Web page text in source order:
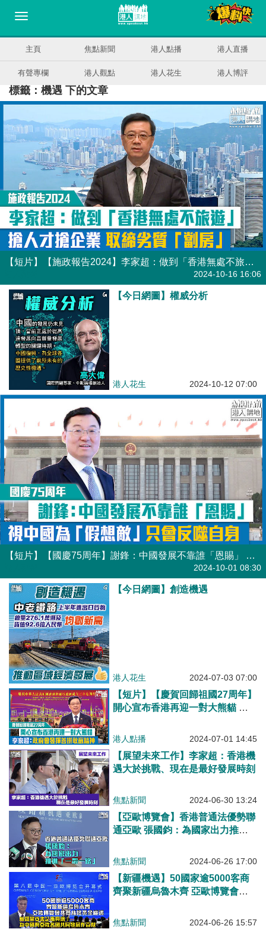
主頁 焦點新聞 港人點播 港人直播
有聲專欄 港人觀點 港人花生 港人博評
標籤：機遇 下的文章
【短片】【施政報告2024】李家超：做到「香港無處不旅遊」 搶人才搶企業 取締劣質「劏房」
2024-10-16 16:06
【今日網圖】權威分析
港人花生 2024-10-12 07:00
【短片】【國慶75周年】謝鋒：中國發展不靠誰「恩賜」 視中國為「假想敵」只會反噬自身
2024-10-01 08:30
【今日網圖】創造機遇
港人花生 2024-07-03 07:00
【短片】【慶賀回歸祖國27周年】
開心宣布香港再迎一對大熊貓 李
港人點播 2024-07-01 14:45
【展望未來工作】李家超：香港機
遇大於挑戰、現在是最好發展時刻
焦點新聞 2024-06-30 13:24
【亞歐博覽會】香港普通法優勢聯
通亞歐 張國鈞：為國家出力推進
焦點新聞 2024-06-26 17:00
【新疆機遇】50國家逾5000客商
齊聚新疆烏魯木齊 亞歐博覽會共
焦點新聞 2024-06-26 15:57